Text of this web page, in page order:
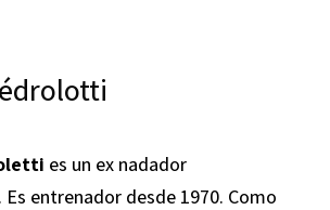
es un ex nadador
entrenador desde 1970. Como